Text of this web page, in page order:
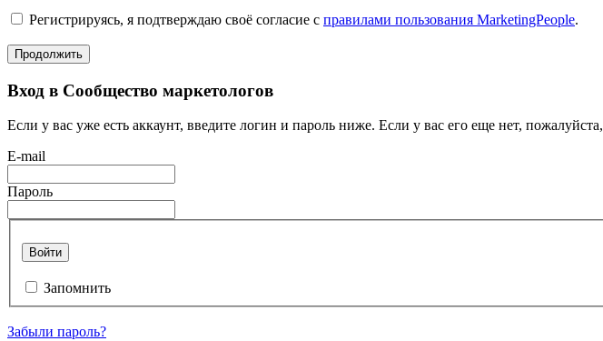
Регистрируясь, я подтверждаю своё согласие с правилами пользования MarketingPeople.
Продолжить
Вход в Сообщество маркетологов
Если у вас уже есть аккаунт, введите логин и пароль ниже. Если у вас его еще нет, пожалуйста,
E-mail
Пароль
Войти
Запомнить
Забыли пароль?